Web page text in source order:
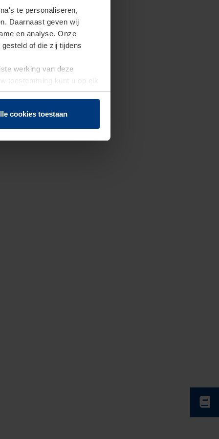
te personaliseren,
Daarnaast geven wij
en analyse. Onze
of die zij tijdens
werking van deze
toestemming kunt u op elk
herroepen.
cookies toestaan